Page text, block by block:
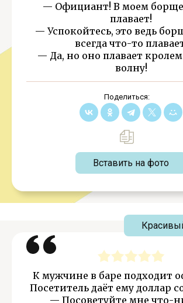
— Официант! В моем
плавает!
— Успокойтесь, это ведь
всегда что-то
— Да, но оно плавает
волну!
Поделиться:
Вставить на фото
К мужчине в баре подходит
Посетитель даёт ему доллар
— Посоветуйте мне что-